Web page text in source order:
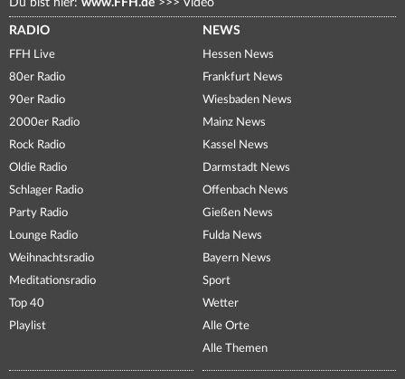
Du bist hier: www.FFH.de >>> Video
RADIO
FFH Live
80er Radio
90er Radio
2000er Radio
Rock Radio
Oldie Radio
Schlager Radio
Party Radio
Lounge Radio
Weihnachtsradio
Meditationsradio
Top 40
Playlist
NEWS
Hessen News
Frankfurt News
Wiesbaden News
Mainz News
Kassel News
Darmstadt News
Offenbach News
Gießen News
Fulda News
Bayern News
Sport
Wetter
Alle Orte
Alle Themen